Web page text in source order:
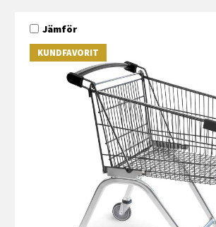
KUNDFAVORIT
Jämför